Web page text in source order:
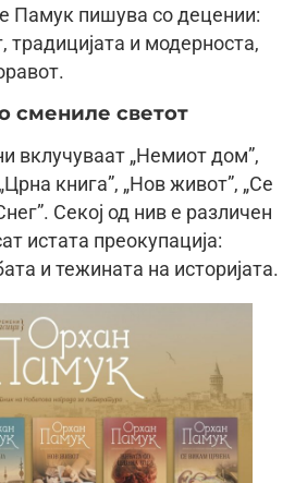
Памук пишува со децении:
традицијата и модерноста,
смениле светот
вклучуваат „Немиот дом”,
книга”, „Нов живот”, „Се
Секој од нив е различен
истата преокупација:
и тежината на историјата.